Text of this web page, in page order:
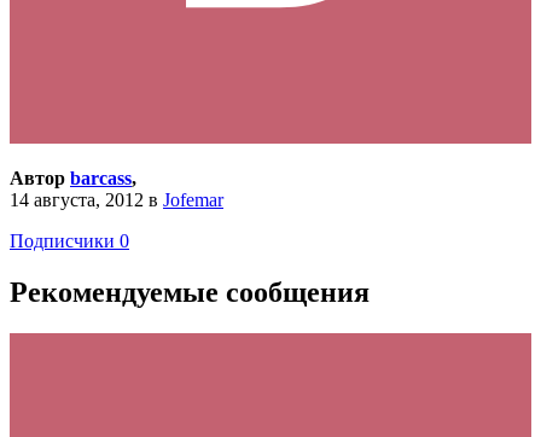
Автор barcass,
14 августа, 2012 в Jofemar
Подписчики 0
Рекомендуемые сообщения